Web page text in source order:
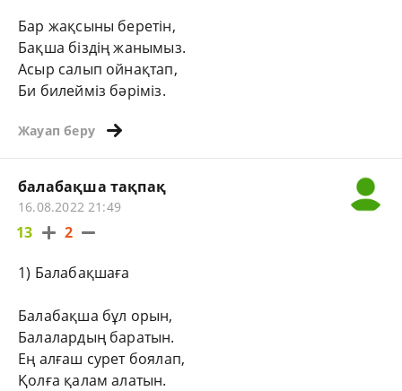
Бар жақсыны беретін,
Бақша біздің жанымыз.
Асыр салып ойнақтап,
Би билейміз бәріміз.
Жауап беру
балабақша тақпақ
16.08.2022 21:49
13 2
1) Балабақшаға
Балабақша бұл орын,
Балалардың баратын.
Ең алғаш сурет боялап,
Қолға қалам алатын.